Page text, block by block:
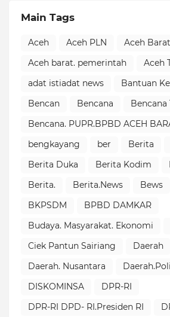
Main Tags
Aceh Aceh PLN
Aceh Barat
Aceh barat. pemerintah
Aceh
adat istiadat news
Bantuan
Bencan
Bencana
Bencana
Bencana. PUPR.BPBD ACEH
bengkayang
ber Berita
Berita Duka
Berita Kodim
Berita.
Berita.News Bews
BKPSDM
BPBD DAMKAR
Budaya. Masyarakat. Ekonomi
Ciek Pantun Sairiang
Daerah
Daerah. Nusantara
DISKOMINSA
DPR-RI
DPR-RI DPD- RI.Presiden RI